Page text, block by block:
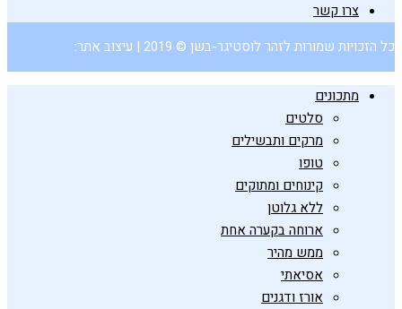
צרו קשר
כל הזכויות שמורות לזהר לוסטיגר-בשן © 2019 | עיצוב אתר:
מתכונים
סלטים
מרקים ותבשילים
טופו
קינוחים ומתוקים
ללא גלוטן
ארוחה בקערה אחת
ממש מהיר
אסיאתי
אורז ודגנים